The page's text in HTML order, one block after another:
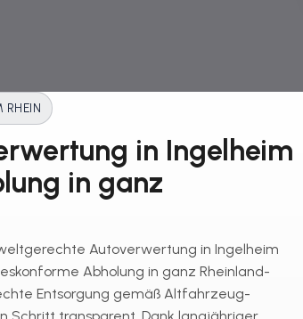
RHEIN
in Ingelheim
in ganz
Autoverwertung in Ingelheim
Abholung in ganz Rheinland-
Entsorgung gemäß Altfahrzeug-